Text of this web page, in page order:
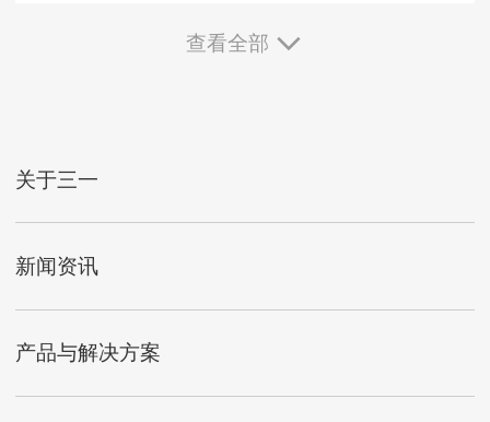
查看全部
关于三一
新闻资讯
产品与解决方案